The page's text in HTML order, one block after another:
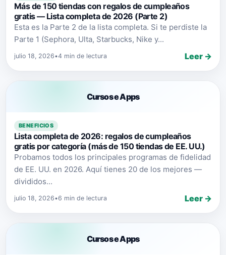
Más de 150 tiendas con regalos de cumpleaños
gratis — Lista completa de 2026 (Parte 2)
Esta es la Parte 2 de la lista completa. Si te perdiste la
Parte 1 (Sephora, Ulta, Starbucks, Nike y...
julio 18, 2026•4 min de lectura Leer →
Cursos e Apps
BENEFICIOS
Lista completa de 2026: regalos de cumpleaños
gratis por categoría (más de 150 tiendas de EE. UU.)
Probamos todos los principales programas de fidelidad
de EE. UU. en 2026. Aquí tienes 20 de los mejores —
divididos...
julio 18, 2026•6 min de lectura Leer →
Cursos e Apps